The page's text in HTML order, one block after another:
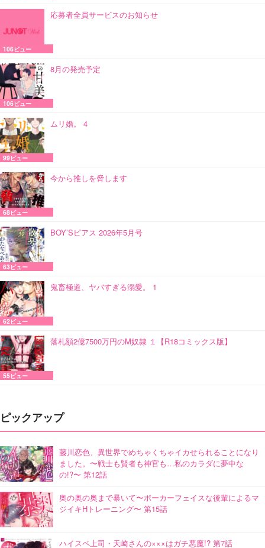
応募者全員サービスのお知らせ
106ビュー
8月の発売予定
106ビュー
ムリ婚。 4
99ビュー
今から推しを脅します
68ビュー
BOY’Sピアス 2026年5月号
63ビュー
鬼畜極道、ヤバすぎる溺愛。 1
62ビュー
落札額2億7500万円のM奴隷 １【R18コミックス版】
55ビュー
ピックアップ
藤川恋色、異世界でめちゃくちゃイカせられることになり
ました。〜戦士も賢者も神官も…私のカラダに夢中な
の!?〜 第12話
奥の奥の奥まで暴いて〜ポーカーフェイスな後輩によるマ
ジイキHトレーニング〜 第15話
ハイスペ上司・天崎さんの×××はガチ悪魔!? 第7話